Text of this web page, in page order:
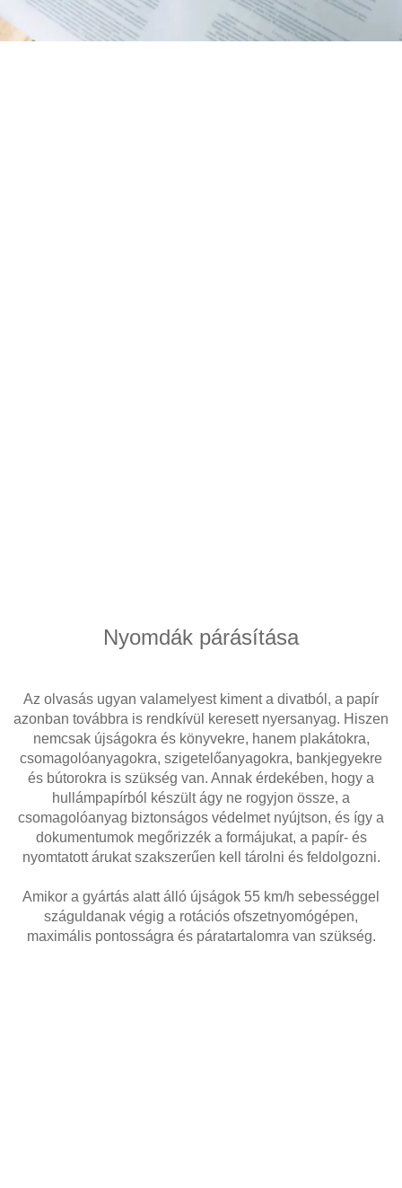
Nyomdák párásítása
Az olvasás ugyan valamelyest kiment a divatból, a papír
azonban továbbra is rendkívül keresett nyersanyag. Hiszen
nemcsak újságokra és könyvekre, hanem plakátokra,
csomagolóanyagokra, szigetelőanyagokra, bankjegyekre
és bútorokra is szükség van. Annak érdekében, hogy a
hullámpapírból készült ágy ne rogyjon össze, a
csomagolóanyag biztonságos védelmet nyújtson, és így a
dokumentumok megőrizzék a formájukat, a papír- és
nyomtatott árukat szakszerűen kell tárolni és feldolgozni.
Amikor a gyártás alatt álló újságok 55 km/h sebességgel
száguldanak végig a rotációs ofszetnyomógépen,
maximális pontosságra és páratartalomra van szükség.